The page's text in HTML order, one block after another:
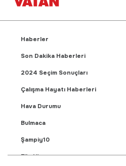
Haberler
Son Dakika Haberleri
2024 Seçim Sonuçları
Çalışma Hayatı Haberleri
Hava Durumu
Bulmaca
Şampiy10
Fikstür